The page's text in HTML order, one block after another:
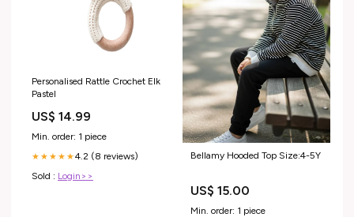
Personalised Rattle Crochet Elk
Pastel
US$ 14.99
Min. order: 1 piece
★★★★★4.2 (8 reviews)
Sold : Login>>
Bellamy Hooded Top Size:4-5Y
US$ 15.00
Min. order: 1 piece